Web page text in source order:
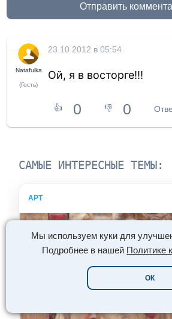
Мы используем куки для
Подробнее в нашей Политике
ОК
Отправить
Natafulka
(Гость)
23.10.2012 в 05:54
Ой, я в восторге!!!
👍 0 👎 0
САМЫЕ ИНТЕРЕСНЫЕ ТЕМЫ:
АРТ